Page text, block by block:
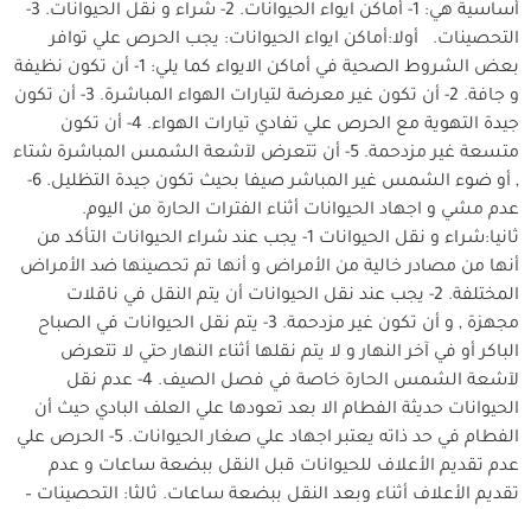
أساسية هي: 1- أماكن ايواء الحيوانات. 2- شراء و نقل الحيوانات. 3-
التحصينات. أولا:أماكن ايواء الحيوانات: يجب الحرص علي توافر
بعض الشروط الصحية في أماكن الايواء كما يلي: 1- أن تكون نظيفة
و جافة. 2- أن تكون غير معرضة لتيارات الهواء المباشرة. 3- أن تكون
جيدة التهوية مع الحرص علي تفادي تيارات الهواء. 4- أن تكون
متسعة غير مزدحمة. 5- أن تتعرض لآشعة الشمس المباشرة شتاء
, أو ضوء الشمس غير المباشر صيفا بحيث تكون جيدة التظليل. 6-
عدم مشي و اجهاد الحيوانات أثناء الفترات الحارة من اليوم.
ثانيا:شراء و نقل الحيوانات 1- يجب عند شراء الحيوانات التأكد من
أنها من مصادر خالية من الأمراض و أنها تم تحصينها ضد الأمراض
المختلفة. 2- يجب عند نقل الحيوانات أن يتم النقل في ناقلات
مجهزة , و أن تكون غير مزدحمة. 3- يتم نقل الحيوانات في الصباح
الباكر أو في آخر النهار و لا يتم نقلها أثناء النهار حتي لا تتعرض
لآشعة الشمس الحارة خاصة في فصل الصيف. 4- عدم نقل
الحيوانات حديثة الفطام الا بعد تعودها علي العلف البادي حيث أن
الفطام في حد ذاته يعتبر اجهاد علي صغار الحيوانات. 5- الحرص علي
عدم تقديم الأعلاف للحيوانات قبل النقل ببضعة ساعات و عدم
تقديم الأعلاف أثناء وبعد النقل ببضعة ساعات. ثالثا: التحصينات –